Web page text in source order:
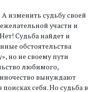
изменить судьбу своей
участи и
Судьба найдет и
обстоятельства
но не своему пути
любимого,
вынуждают
себя. Но судьба в